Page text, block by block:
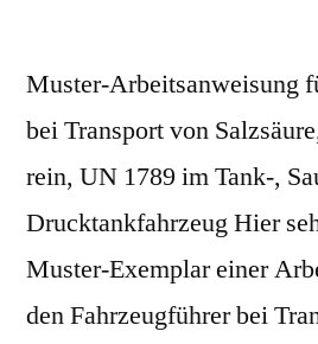
Muster-Arbeitsanweisung
bei Transport von
rein, UN 1789 im Tank-,
Drucktankfahrzeug Hier
Muster-Exemplar einer
den Fahrzeugführer bei